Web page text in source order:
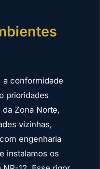
a conformidade
prioridades
da Zona Norte,
vizinhas,
engenharia
instalamos os